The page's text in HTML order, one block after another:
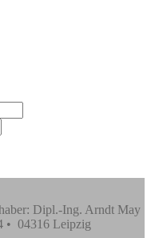
Dipl.-Ing. Arndt May
• 04316 Leipzig